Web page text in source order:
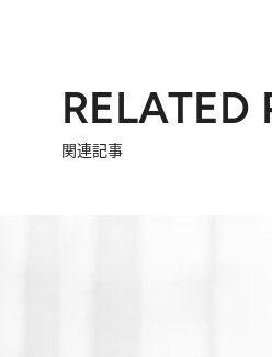
RELATED
関連記事